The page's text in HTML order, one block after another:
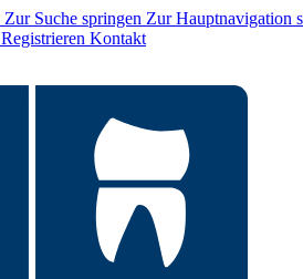
Zur Suche springen Zur Hauptnavigation
Registrieren Kontakt